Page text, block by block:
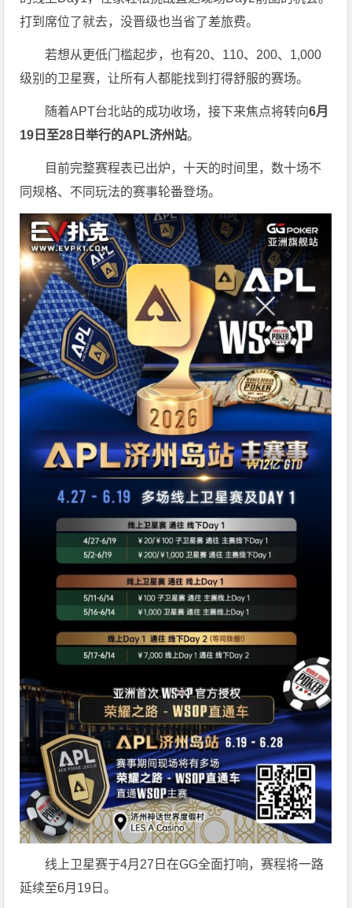
打到席位了就去，没晋级也当省了差旅费。
若想从更低门槛起步，也有20、110、200、1,000
级别的卫星赛，让所有人都能找到打得舒服的赛场。
随着APT台北站的成功收场，接下来焦点将转向6月
19 日至28 日举行的APL济州站。
目前完整赛程表已出炉，十天的时间里，数十场不
同规格、不同玩法的赛事轮番登场。
线上卫星赛于4月27日在GG全面打响，赛程将一路
延续至6月19日。